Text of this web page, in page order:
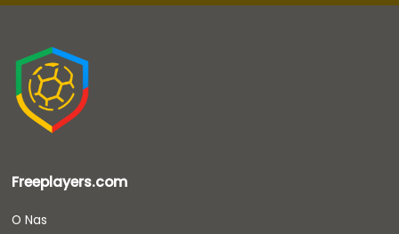
Freeplayers.com
O Nas